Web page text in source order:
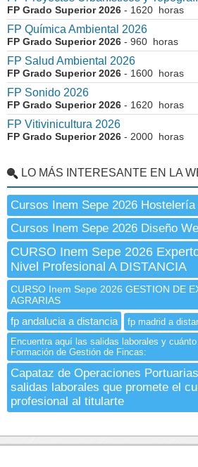
FP Grado Superior 2026 - 1620 horas
FP Química Ambiental 2026
FP Grado Superior 2026 - 960 horas
FP Salud Ambiental 2026
FP Grado Superior 2026 - 1600 horas
FP Sonido 2026
FP Grado Superior 2026 - 1620 horas
FP Vitivinicultura 2026
FP Grado Superior 2026 - 2000 horas
LO MÁS INTERESANTE EN LA
Cursos Inem Sepe 2026
Cursos Inem Sepe 2026 Diseño
CURSO Inem Sepe 2026
Nivel Profesional A DISTANCIA
CURSO Inem Sepe 2026 GESTION DE
AGRARIAS
fp andalucia a distancia
fp madrid a
Encuentra aquí las salidas laborales y
Formación de Gestión de Fincas:
Capataz de Operaciones
salidas laborales que promete el
profesional al titularte